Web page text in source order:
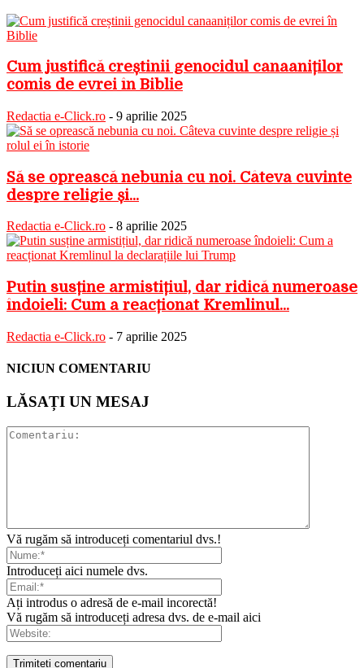
Cum justifică creștinii genocidul canaaniților
comis de evrei în Biblie
Redactia e-Click.ro - 9 aprilie 2025
Să se oprească nebunia cu noi. Câteva cuvinte
despre religie și...
Redactia e-Click.ro - 8 aprilie 2025
Putin susține armistițiul, dar ridică numeroase
îndoieli: Cum a reacționat Kremlinul...
Redactia e-Click.ro - 7 aprilie 2025
NICIUN COMENTARIU
LĂSAȚI UN MESAJ
Vă rugăm să introduceți comentariul dvs.!
Introduceți aici numele dvs.
Ați introdus o adresă de e-mail incorectă!
Vă rugăm să introduceți adresa dvs. de e-mail aici